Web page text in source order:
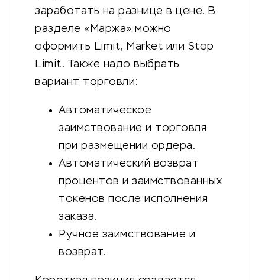
заработать на разнице в цене. В
разделе «Маржа» можно
оформить Limit, Market или Stop
Limit. Также надо выбрать
вариант торговли:
Автоматическое
заимствование и торговля
при размещении ордера.
Автоматический возврат
процентов и заимствованных
токенов после исполнения
заказа.
Ручное заимствование и
возврат.